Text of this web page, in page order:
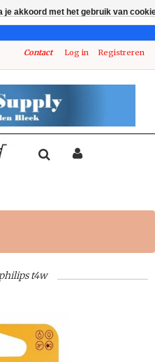
Contact Log in Registreren
t4w
je akkoord met het gebruik van